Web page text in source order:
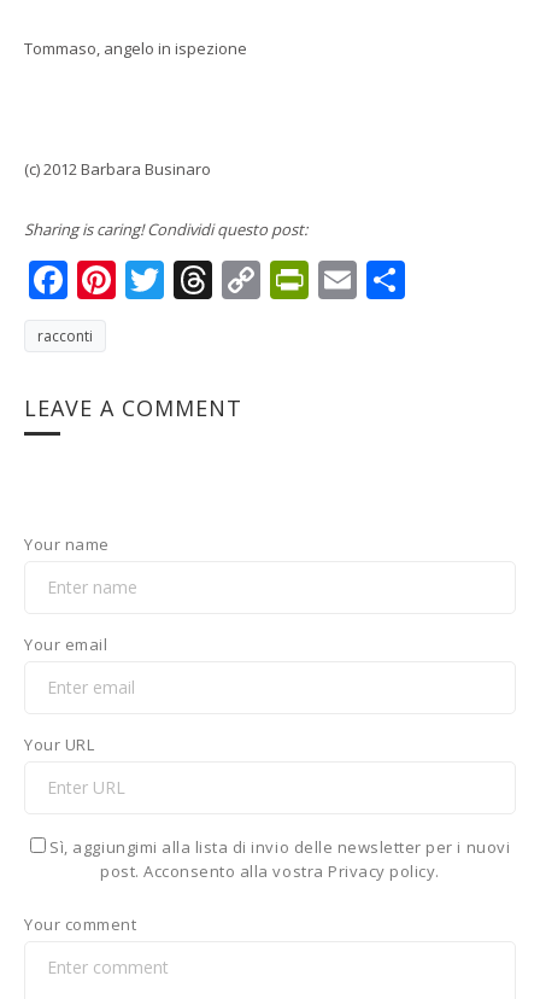
Tommaso, angelo in ispezione
(c) 2012 Barbara Businaro
Sharing is caring! Condividi questo post:
Facebook
Pinterest
Twitter
Threads
CopyPrintFriendly
Email
racconti
LEAVE A COMMENT
Your name
Your email
Your URL
Sì, aggiungimi alla lista di invio delle newsletter per i nuovi
post. Acconsento alla vostra Privacy policy.
Your comment